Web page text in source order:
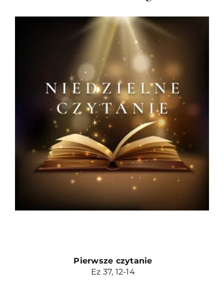
Aktualności
Duszpasterze
Grupy parafialne
Wspólnoty
Pierwsze czytanie
Ez 37, 12-14